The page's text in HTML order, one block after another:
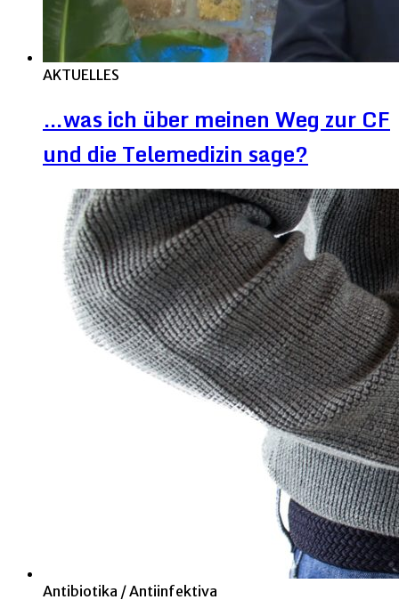
AKTUELLES
…was ich über meinen Weg zur CF
und die Telemedizin sage?
Antibiotika / Antiinfektiva